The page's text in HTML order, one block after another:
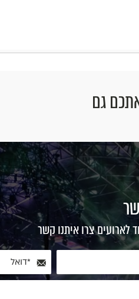
גם
לארועים צרו איתנו קשר